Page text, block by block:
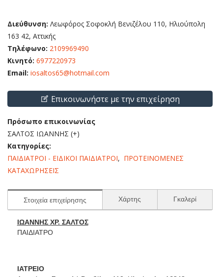
Διεύθυνση: Λεωφόρος Σοφοκλή Βενιζέλου 110, Ηλιούπολη
163 42, Αττικής
Τηλέφωνο: 2109969490
Κινητό: 6977220973
Email: iosaltos65@hotmail.com
Επικοινωνήστε με την επιχείρηση
Πρόσωπο επικοινωνίας
ΣΑΛΤΟΣ ΙΩΑΝΝΗΣ (+)
Κατηγορίες:
ΠΑΙΔΙΑΤΡΟΙ - ΕΙΔΙΚΟΙ ΠΑΙΔΙΑΤΡΟΙ, ΠΡΟΤΕΙΝΟΜΕΝΕΣ
ΚΑΤΑΧΩΡΗΣΕΙΣ
Στοιχεία επιχείρησης Χάρτης Γκαλερί
ΙΩΑΝΝΗΣ ΧΡ. ΣΑΛΤΟΣ
ΠΑΙΔΙΑΤΡΟ
ΙΑΤΡΕΙΟ